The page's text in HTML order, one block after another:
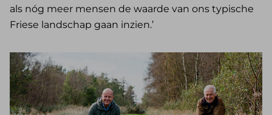
als nóg meer mensen de waarde van ons typische
Friese landschap gaan inzien.’